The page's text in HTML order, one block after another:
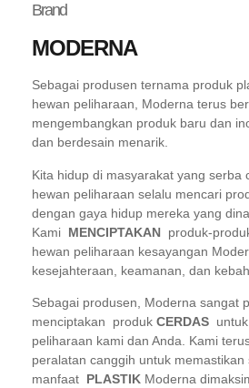
Brand
MODERNA
Sebagai produsen ternama produk
hewan peliharaan, Moderna terus
mengembangkan produk baru dan
dan berdesain menarik.
Kita hidup di masyarakat yang serba
hewan peliharaan selalu mencari
dengan gaya hidup mereka yang
Kami MENCIPTAKAN produk-
hewan peliharaan kesayangan
kesejahteraan, keamanan, dan
Sebagai produsen, Moderna sangat
menciptakan produk CERDAS
peliharaan kami dan Anda. Kami
peralatan canggih untuk memastikan
manfaat PLASTIK Moderna